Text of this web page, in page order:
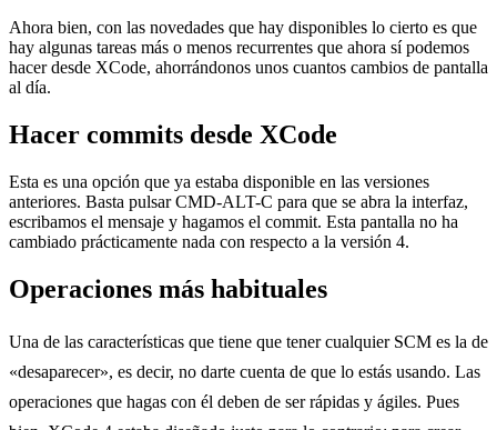
Ahora bien, con las novedades que hay disponibles lo cierto es que
hay algunas tareas más o menos recurrentes que ahora sí podemos
hacer desde XCode, ahorrándonos unos cuantos cambios de pantalla
al día.
Hacer commits desde XCode
Esta es una opción que ya estaba disponible en las versiones
anteriores. Basta pulsar CMD-ALT-C para que se abra la interfaz,
escribamos el mensaje y hagamos el commit. Esta pantalla no ha
cambiado prácticamente nada con respecto a la versión 4.
Operaciones más habituales
Una de las características que tiene que tener cualquier SCM es la de
«desaparecer», es decir, no darte cuenta de que lo estás usando. Las
operaciones que hagas con él deben de ser rápidas y ágiles. Pues